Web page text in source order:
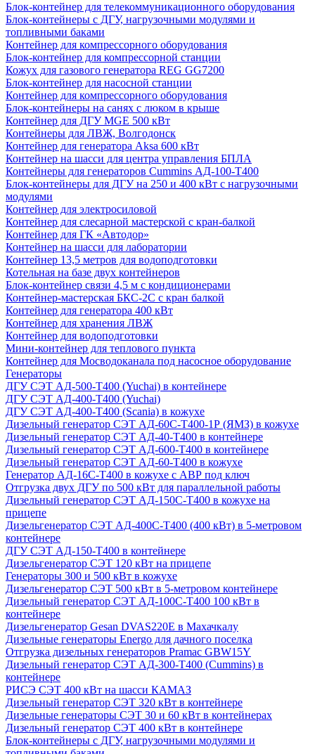
Блок-контейнер для телекоммуникационного оборудования
Блок-контейнеры с ДГУ, нагрузочными модулями и
топливными баками
Контейнер для компрессорного оборудования
Блок-контейнер для компрессорной станции
Кожух для газового генератора REG GG7200
Блок-контейнер для насосной станции
Контейнер для компрессорного оборудования
Блок-контейнеры на санях с люком в крыше
Контейнер для ДГУ MGE 500 кВт
Контейнеры для ЛВЖ, Волгодонск
Контейнер для генератора Aksa 600 кВт
Контейнер на шасси для центра управления БПЛА
Контейнеры для генераторов Cummins АД-100-Т400
Блок-контейнеры для ДГУ на 250 и 400 кВт с нагрузочными
модулями
Контейнер для электросиловой
Контейнер для слесарной мастерской с кран-балкой
Контейнер для ГК «Автодор»
Контейнер на шасси для лаборатории
Контейнер 13,5 метров для водоподготовки
Котельная на базе двух контейнеров
Блок-контейнер связи 4,5 м с кондиционерами
Контейнер-мастерская БКС-2С с кран балкой
Контейнер для генератора 400 кВт
Контейнер для хранения ЛВЖ
Контейнер для водоподготовки
Мини-контейнер для теплового пункта
Контейнер для Мосводоканала под насосное оборудование
Генераторы
ДГУ СЭТ АД-500-Т400 (Yuchai) в контейнере
ДГУ СЭТ АД-400-Т400 (Yuchai)
ДГУ СЭТ АД-400-Т400 (Scania) в кожухе
Дизельный генератор СЭТ АД-60С-Т400-1Р (ЯМЗ) в кожухе
Дизельный генератор СЭТ АД-40-Т400 в контейнере
Дизельный генератор СЭТ АД-600-Т400 в контейнере
Дизельный генератор СЭТ АД-60-Т400 в кожухе
Генератор АД-16С-Т400 в кожухе с АВР под ключ
Отгрузка двух ДГУ по 500 кВт для параллельной работы
Дизельный генератор СЭТ АД-150С-Т400 в кожухе на
прицепе
Дизельгенератор СЭТ АД-400С-Т400 (400 кВт) в 5-метровом
контейнере
ДГУ СЭТ АД-150-Т400 в контейнере
Дизельгенератор СЭТ 120 кВт на прицепе
Генераторы 300 и 500 кВт в кожухе
Дизельгенератор СЭТ 500 кВт в 5-метровом контейнере
Дизельный генератор СЭТ АД-100С-Т400 100 кВт в
контейнере
Дизельгенератор Gesan DVAS220E в Махачкалу
Дизельные генераторы Energo для дачного поселка
Отгрузка дизельных генераторов Pramac GВW15Y
Дизельный генератор СЭТ АД-300-Т400 (Cummins) в
контейнере
РИСЭ СЭТ 400 кВт на шасси КАМАЗ
Дизельный генератор СЭТ 320 кВт в контейнере
Дизельные генераторы СЭТ 30 и 60 кВт в контейнерах
Дизельный генератор СЭТ 400 кВт в контейнере
Блок-контейнеры с ДГУ, нагрузочными модулями и